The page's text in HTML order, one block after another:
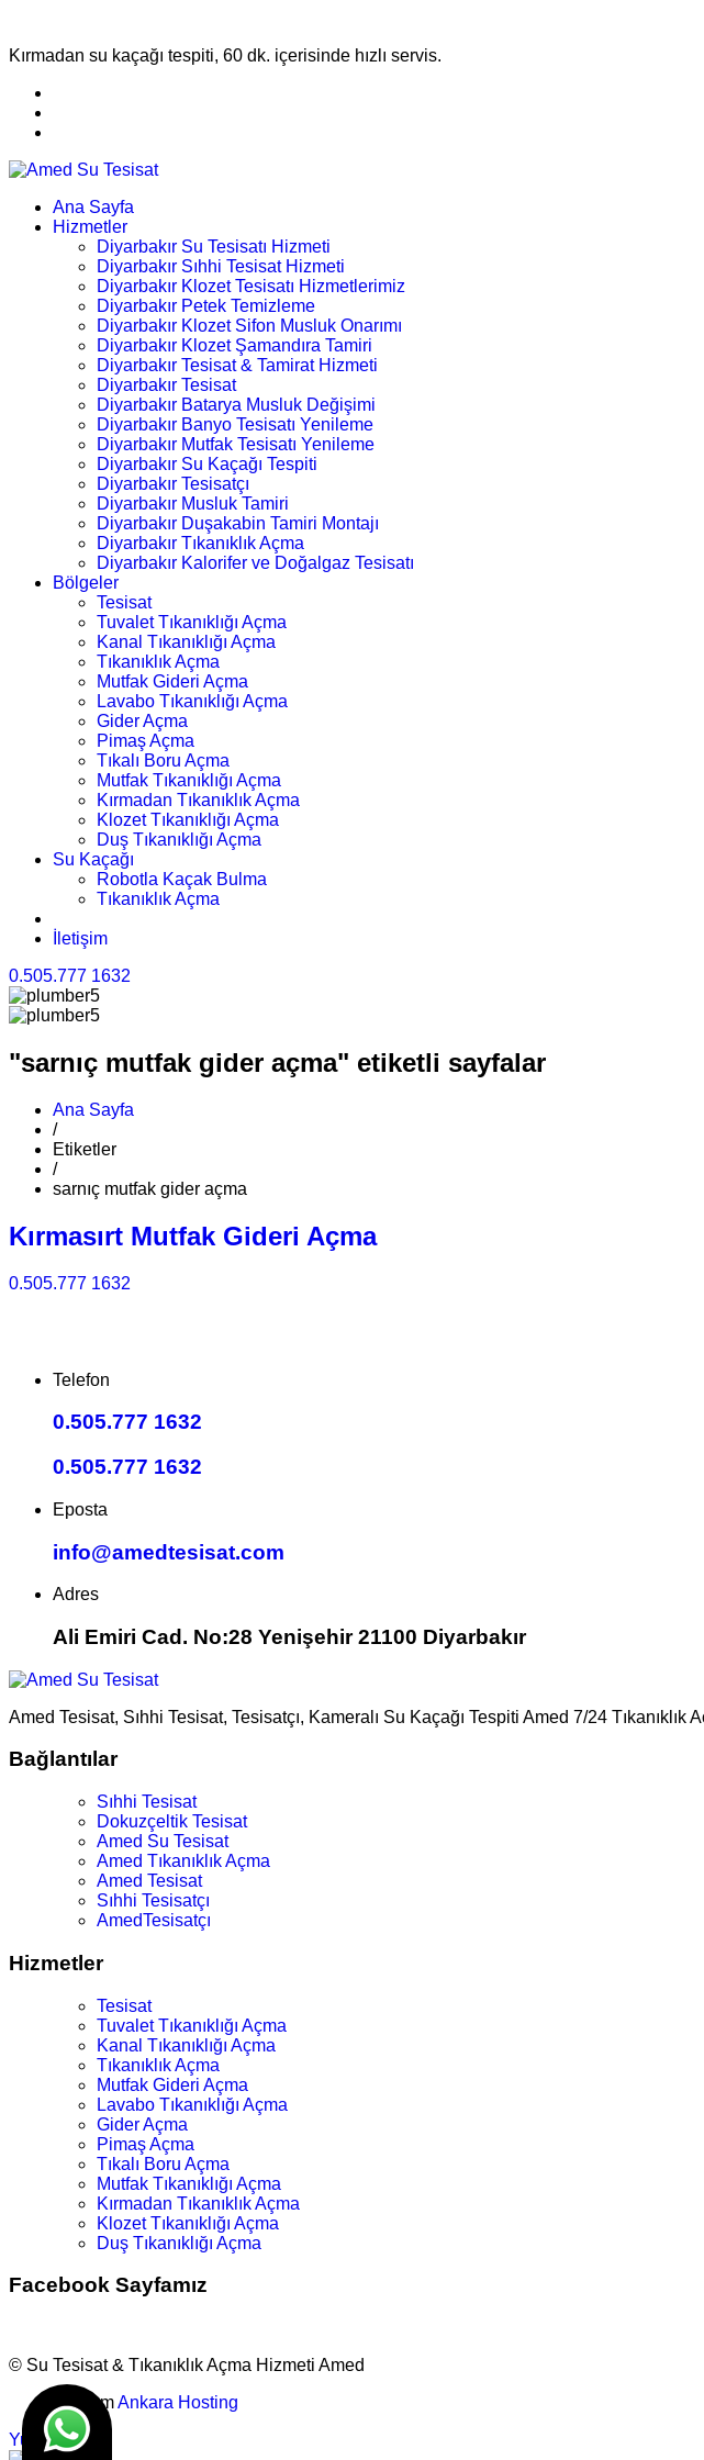
Kırmadan su kaçağı tespiti, 60 dk. içerisinde hızlı servis.
Ana Sayfa
Hizmetler
Diyarbakır Su Tesisatı Hizmeti
Diyarbakır Sıhhi Tesisat Hizmeti
Diyarbakır Klozet Tesisatı Hizmetlerimiz
Diyarbakır Petek Temizleme
Diyarbakır Klozet Sifon Musluk Onarımı
Diyarbakır Klozet Şamandıra Tamiri
Diyarbakır Tesisat & Tamirat Hizmeti
Diyarbakır Tesisat
Diyarbakır Batarya Musluk Değişimi
Diyarbakır Banyo Tesisatı Yenileme
Diyarbakır Mutfak Tesisatı Yenileme
Diyarbakır Su Kaçağı Tespiti
Diyarbakır Tesisatçı
Diyarbakır Musluk Tamiri
Diyarbakır Duşakabin Tamiri Montajı
Diyarbakır Tıkanıklık Açma
Diyarbakır Kalorifer ve Doğalgaz Tesisatı
Bölgeler
Tesisat
Tuvalet Tıkanıklığı Açma
Kanal Tıkanıklığı Açma
Tıkanıklık Açma
Mutfak Gideri Açma
Lavabo Tıkanıklığı Açma
Gider Açma
Pimaş Açma
Tıkalı Boru Açma
Mutfak Tıkanıklığı Açma
Kırmadan Tıkanıklık Açma
Klozet Tıkanıklığı Açma
Duş Tıkanıklığı Açma
Su Kaçağı
Robotla Kaçak Bulma
Tıkanıklık Açma
İletişim
0.505.777 1632
"sarnıç mutfak gider açma" etiketli sayfalar
Ana Sayfa
/
Etiketler
/
sarnıç mutfak gider açma
Kırmasırt Mutfak Gideri Açma
0.505.777 1632
Telefon
0.505.777 1632
0.505.777 1632
Eposta
info@amedtesisat.com
Adres
Ali Emiri Cad. No:28 Yenişehir 21100 Diyarbakır
Amed Tesisat, Sıhhi Tesisat, Tesisatçı, Kameralı Su Kaçağı Tespiti Amed 7/24 Tıkanıklık
Bağlantılar
Sıhhi Tesisat
Dokuzçeltik Tesisat
Amed Su Tesisat
Amed Tıkanıklık Açma
Amed Tesisat
Sıhhi Tesisatçı
AmedTesisatçı
Hizmetler
Tesisat
Tuvalet Tıkanıklığı Açma
Kanal Tıkanıklığı Açma
Tıkanıklık Açma
Mutfak Gideri Açma
Lavabo Tıkanıklığı Açma
Gider Açma
Pimaş Açma
Tıkalı Boru Açma
Mutfak Tıkanıklığı Açma
Kırmadan Tıkanıklık Açma
Klozet Tıkanıklığı Açma
Duş Tıkanıklığı Açma
Facebook Sayfamız
© Su Tesisat & Tıkanıklık Açma Hizmeti Amed
TasarımAnkara Hosting
Yukarı